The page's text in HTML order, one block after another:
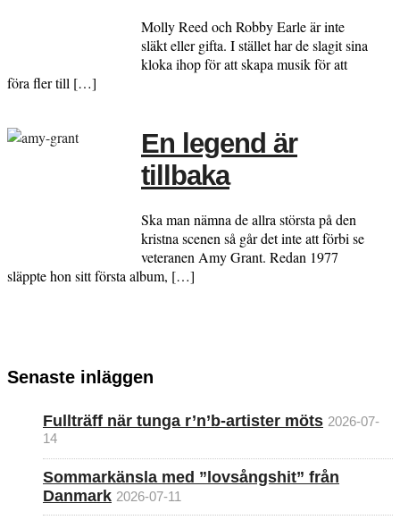
Molly Reed och Robby Earle är inte
släkt eller gifta. I stället har de slagit sina
kloka ihop för att skapa musik för att
föra fler till […]
En legend är
tillbaka
Ska man nämna de allra största på den
kristna scenen så går det inte att förbi se
veteranen Amy Grant. Redan 1977
släppte hon sitt första album, […]
Senaste inläggen
Fullträff när tunga r’n’b-artister möts 2026-07-
14
Sommarkänsla med ”lovsångshit” från
Danmark 2026-07-11